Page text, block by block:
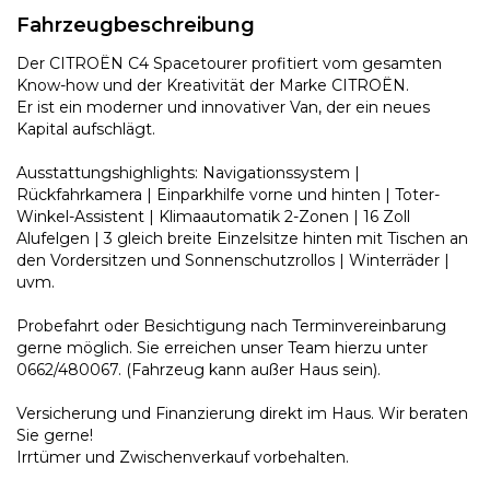
Fahrzeugbeschreibung
Der CITROËN C4 Spacetourer profitiert vom gesamten
Know-how und der Kreativität der Marke CITROËN.
Er ist ein moderner und innovativer Van, der ein neues
Kapital aufschlägt.
Ausstattungshighlights: Navigationssystem |
Rückfahrkamera | Einparkhilfe vorne und hinten | Toter-
Winkel-Assistent | Klimaautomatik 2-Zonen | 16 Zoll
Alufelgen | 3 gleich breite Einzelsitze hinten mit Tischen an
den Vordersitzen und Sonnenschutzrollos | Winterräder |
uvm.
Probefahrt oder Besichtigung nach Terminvereinbarung
gerne möglich. Sie erreichen unser Team hierzu unter
0662/480067. (Fahrzeug kann außer Haus sein).
Versicherung und Finanzierung direkt im Haus. Wir beraten
Sie gerne!
Irrtümer und Zwischenverkauf vorbehalten.